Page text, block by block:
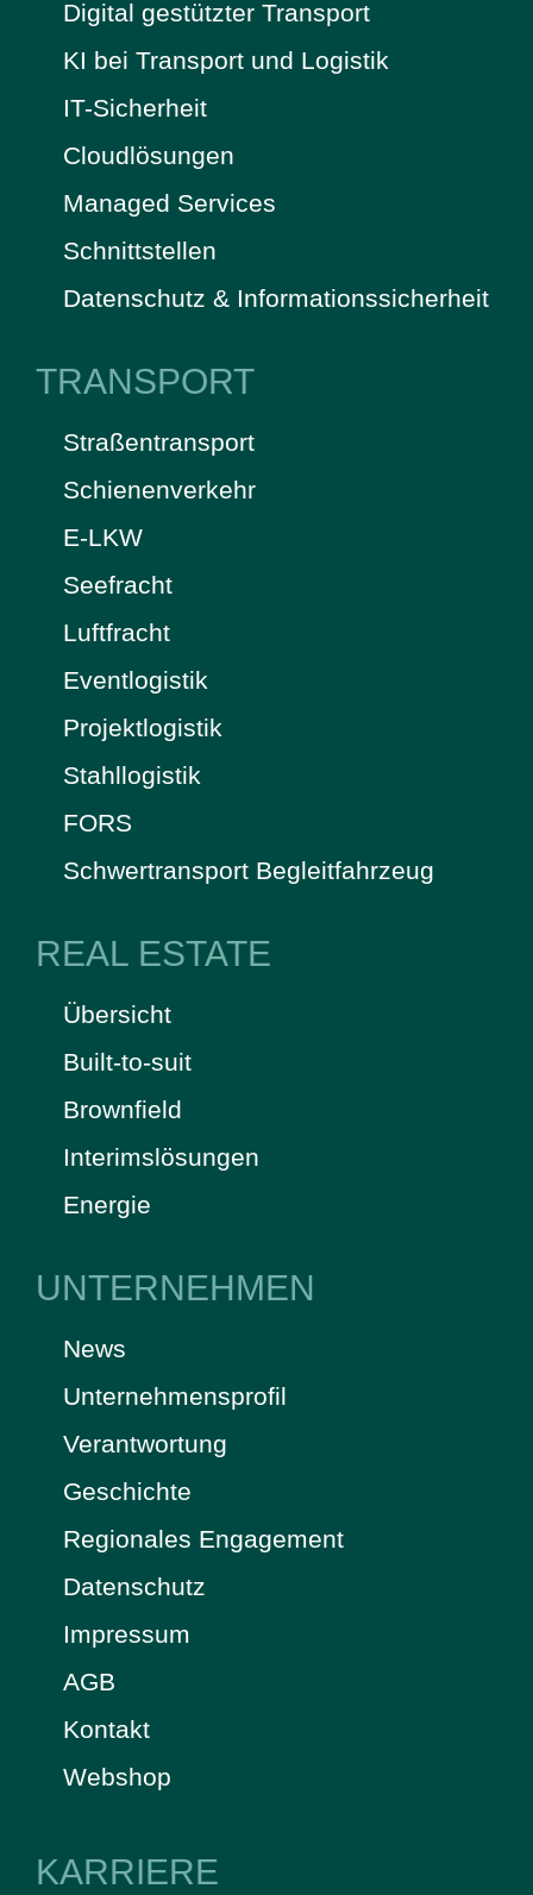
Digital gestützter Transport
KI bei Transport und Logistik
IT-Sicherheit
Cloudlösungen
Managed Services
Schnittstellen
Datenschutz & Informationssicherheit
TRANSPORT
Straßentransport
Schienenverkehr
E-LKW
Seefracht
Luftfracht
Eventlogistik
Projektlogistik
Stahllogistik
FORS
Schwertransport Begleitfahrzeug
REAL ESTATE
Übersicht
Built-to-suit
Brownfield
Interimslösungen
Energie
UNTERNEHMEN
News
Unternehmensprofil
Verantwortung
Geschichte
Regionales Engagement
Datenschutz
Impressum
AGB
Kontakt
Webshop
KARRIERE